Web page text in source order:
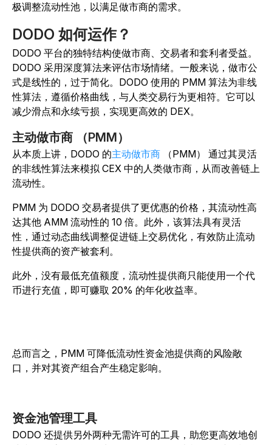
极调整流动性池，以满足做市商的需求。
DODO 如何运作？
DODO 平台的独特结构使做市商、交易者和套利者受益。
DODO 采用深度算法来评估市场情绪。一般来说，做市公
式是线性的，过于简化。DODO 使用的 PMM 算法为非线
性算法，遵循价格曲线，与人类交易行为更相符。它可以
减少滑点和永续亏损，实现更高效的 DEX。
主动做市商 （PMM）
从本质上讲，DODO 的主动做市商
（PMM） 通过其灵活
的非线性算法来模拟 CEX 中的人类做市商，从而改善链上
流动性。
PMM 为 DODO 交易者提供了更优惠的价格，其流动性高
达其他 AMM 流动性的 10 倍。此外，该算法具有灵活
性，通过动态曲线调整促进链上交易优化，有效防止流动
性提供商的资产被套利。
此外，没有最低充值额度，流动性提供商只能使用一个代
币进行充值，即可赚取 20% 的年化收益率。
总而言之，PMM 可降低流动性资金池提供商的风险敞
口，并对其资产组合产生稳定影响。
资金池管理工具
DODO 还提供另外两种无需许可的工具，助您更高效地创